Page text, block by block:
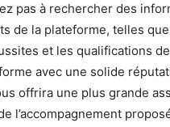
pas à rechercher des
de la plateforme, telles
et les qualifications
avec une solide
offrira une plus grande
l’accompagnement